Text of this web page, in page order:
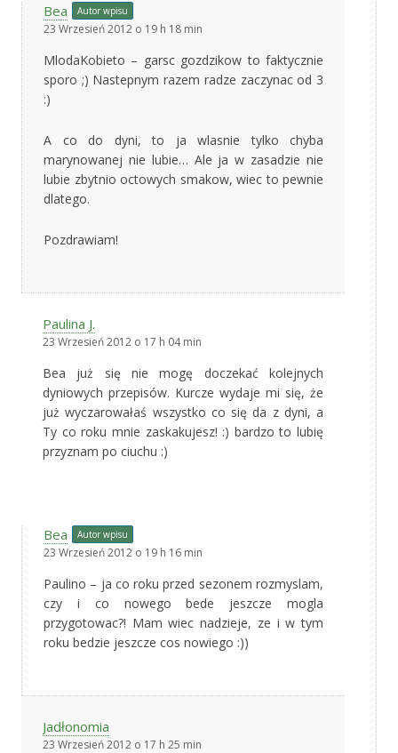
Bea Autor wpisu
23 Wrzesień 2012 o 19 h 18 min
MlodaKobieto – garsc gozdzikow to faktycznie
sporo ;) Nastepnym razem radze zaczynac od 3
:)
A co do dyni, to ja wlasnie tylko chyba
marynowanej nie lubie… Ale ja w zasadzie nie
lubie zbytnio octowych smakow, wiec to pewnie
dlatego.
Pozdrawiam!
Paulina J.
23 Wrzesień 2012 o 17 h 04 min
Bea już się nie mogę doczekać kolejnych
dyniowych przepisów. Kurcze wydaje mi się, że
już wyczarowałaś wszystko co się da z dyni, a
Ty co roku mnie zaskakujesz! :) bardzo to lubię
przyznam po ciuchu :)
Bea Autor wpisu
23 Wrzesień 2012 o 19 h 16 min
Paulino – ja co roku przed sezonem rozmyslam,
czy i co nowego bede jeszcze mogla
przygotowac?! Mam wiec nadzieje, ze i w tym
roku bedzie jeszcze cos nowiego :))
Jadłonomia
23 Wrzesień 2012 o 17 h 25 min